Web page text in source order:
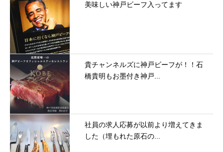
美味しい神戸ビーフ入ってます
貴チャンネルズに神戸ビーフが！！石
橋貴明もお墨付き神戸...
社員の求人応募が以前より増えてきま
した（埋もれた原石の...